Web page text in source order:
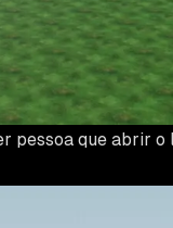
pessoa que abrir